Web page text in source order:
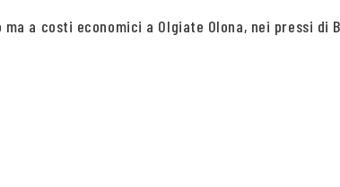
ma a costi economici a Olgiate Olona, nei pressi